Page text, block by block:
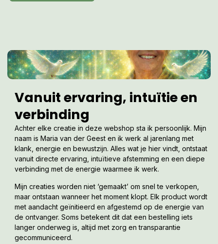
Vanuit ervaring, intuïtie en
verbinding
Achter elke creatie in deze webshop sta ik persoonlijk. Mijn
naam is Maria van der Geest en ik werk al jarenlang met
klank, energie en bewustzijn. Alles wat je hier vindt, ontstaat
vanuit directe ervaring, intuïtieve afstemming en een diepe
verbinding met de energie waarmee ik werk.
Mijn creaties worden niet ‘gemaakt’ om snel te verkopen,
maar ontstaan wanneer het moment klopt. Elk product wordt
met aandacht geïnitieerd en afgestemd op de energie van
de ontvanger. Soms betekent dit dat een bestelling iets
langer onderweg is, altijd met zorg en transparantie
gecommuniceerd.